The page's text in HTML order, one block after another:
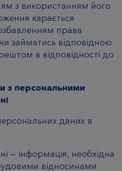
з використанням його
карається
права
займатись відповідною
в відповідності до
з персональними
даних в
— інформація, необхідна
відносинами